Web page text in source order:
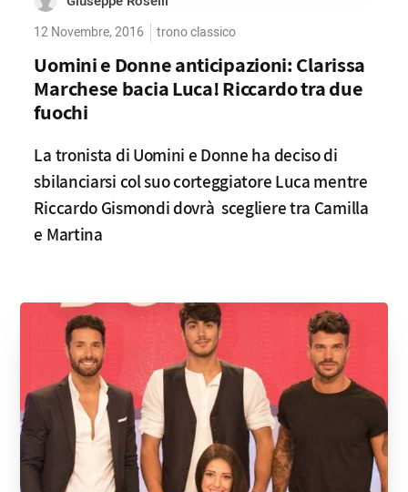
12 Novembre, 2016 trono classico
Uomini e Donne anticipazioni: Clarissa
Marchese bacia Luca! Riccardo tra due
fuochi
La tronista di Uomini e Donne ha deciso di
sbilanciarsi col suo corteggiatore Luca mentre
Riccardo Gismondi dovrà scegliere tra Camilla
e Martina